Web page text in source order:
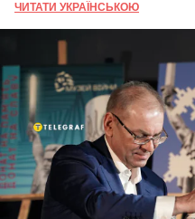
ЧИТАТИ УКРАЇНСЬКОЮ